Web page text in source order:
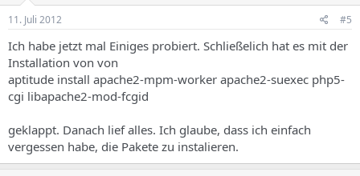
11. Juli 2012 #5
Ich habe jetzt mal Einiges probiert. Schließelich hat es mit der
Installation von von
aptitude install apache2-mpm-worker apache2-suexec php5-
cgi libapache2-mod-fcgid
geklappt. Danach lief alles. Ich glaube, dass ich einfach
vergessen habe, die Pakete zu instalieren.